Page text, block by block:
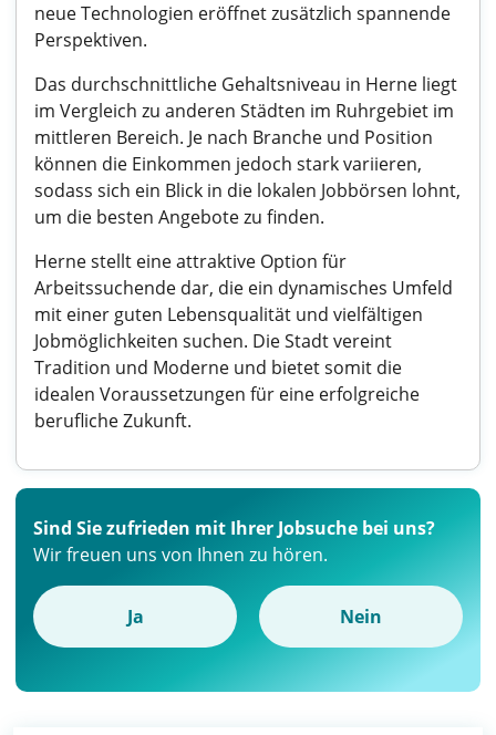
neue Technologien eröffnet zusätzlich spannende
Perspektiven.
Das durchschnittliche Gehaltsniveau in Herne liegt
im Vergleich zu anderen Städten im Ruhrgebiet im
mittleren Bereich. Je nach Branche und Position
können die Einkommen jedoch stark variieren,
sodass sich ein Blick in die lokalen Jobbörsen lohnt,
um die besten Angebote zu finden.
Herne stellt eine attraktive Option für
Arbeitssuchende dar, die ein dynamisches Umfeld
mit einer guten Lebensqualität und vielfältigen
Jobmöglichkeiten suchen. Die Stadt vereint
Tradition und Moderne und bietet somit die
idealen Voraussetzungen für eine erfolgreiche
berufliche Zukunft.
Sind Sie zufrieden mit Ihrer Jobsuche bei uns?
Wir freuen uns von Ihnen zu hören.
Ja Nein